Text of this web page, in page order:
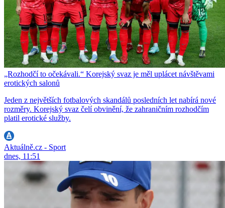
„Rozhodčí to očekávali.“ Korejský svaz je měl uplácet návštěvami
erotických salonů
Jeden z největších fotbalových skandálů posledních let nabírá nové
rozměry. Korejský svaz čelí obvinění, že zahraničním rozhodčím
platil erotické služby.
Aktuálně.cz - Sport
dnes, 11:51